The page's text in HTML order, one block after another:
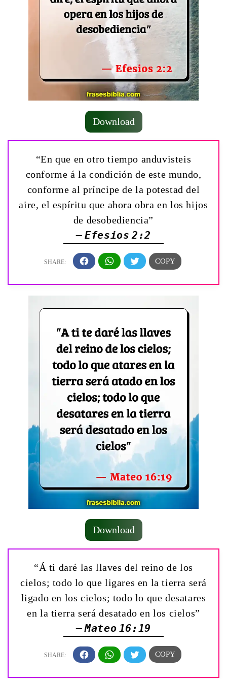
Download
“En que en otro tiempo anduvisteis
conforme á la condición de este mundo,
conforme al príncipe de la potestad del
aire, el espíritu que ahora obra en los hijos
de desobediencia”
— Efesios 2:2
Download
“Á ti daré las llaves del reino de los
cielos; todo lo que ligares en la tierra será
ligado en los cielos; todo lo que desatares
en la tierra será desatado en los cielos”
— Mateo 16:19